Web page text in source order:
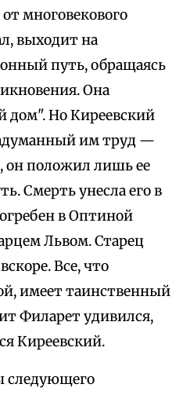
многовекового
выходит на
путь, обращаясь
Она
дом". Но Киреевский
им труд —
он положил лишь ее
Смерть унесла его в
в Оптиной
Львом. Старец
Все, что
имеет таинственный
Филарет удивился,
Киреевский.
следующего